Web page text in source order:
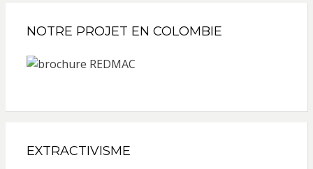
NOTRE PROJET EN COLOMBIE
EXTRACTIVISME